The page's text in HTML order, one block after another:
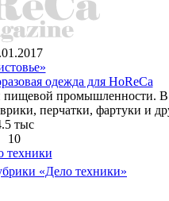
одежда для HoReCa
промышленности.
перчатки, фартуки и
тыс
10
техники
«Дело техники»